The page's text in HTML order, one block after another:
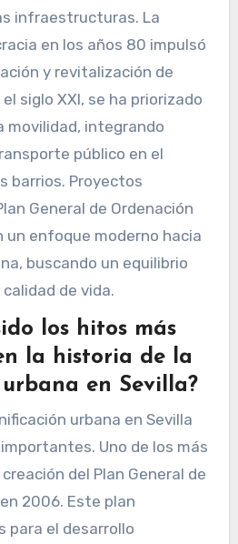
infraestructuras. La
en los años 80 impulsó
y revitalización de
siglo XXI, se ha priorizado
movilidad, integrando
público en el
barrios. Proyectos
General de Ordenación
un enfoque moderno hacia
buscando un equilibrio
de vida.
los hitos más
la historia de la
en Sevilla?
urbana en Sevilla
Uno de los más
del Plan General de
2006. Este plan
para el desarrollo